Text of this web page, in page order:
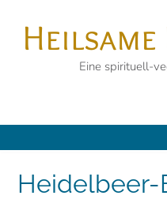
content
Eine spirituell-
Heidelbeer-